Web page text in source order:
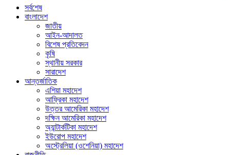
সর্বশেষ
বাংলাদেশ
জাতীয়
আইন-আদালত
বিশেষ প্রতিবেদন
কৃষি
স্থানীয় সরকার
সারাদেশ
আন্তর্জাতিক
এশিয়া মহাদেশ
আফ্রিকা মহাদেশ
উত্তর আমেরিকা মহাদেশ
দক্ষিন আমেরিকা মহাদেশ
অ্যান্টার্কটিকা মহাদেশ
ইউরোপ মহাদেশ
অস্ট্রেলিয়া (ওশেনিয়া) মহাদেশ